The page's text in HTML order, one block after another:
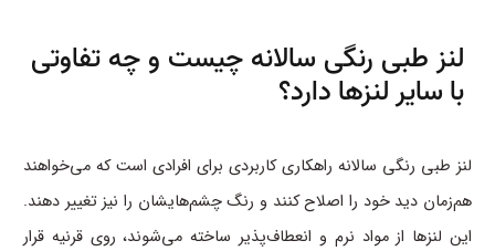
لنز طبی رنگی سالانه چیست و چه تفاوتی
با سایر لنزها دارد؟
لنز طبی رنگی سالانه راهکاری کاربردی برای افرادی است که می‌خواهند
هم‌زمان دید خود را اصلاح کنند و رنگ چشم‌هایشان را نیز تغییر دهند.
این لنزها از مواد نرم و انعطاف‌پذیر ساخته می‌شوند، روی قرنیه قرار